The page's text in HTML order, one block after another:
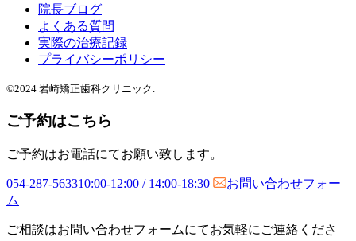
院長ブログ
よくある質問
実際の治療記録
プライバシーポリシー
©2024 岩崎矯正歯科クリニック.
ご予約はこちら
ご予約はお電話にてお願い致します。
054-287-563310:00-12:00 / 14:00-18:30
お問い合わせフォー
ム
ご相談はお問い合わせフォームにてお気軽にご連絡くださ